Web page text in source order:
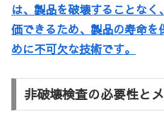
は、製品を破壊することな
価できるため、製品の寿命
めに不可欠な技術です。
非破壊検査の必要性と